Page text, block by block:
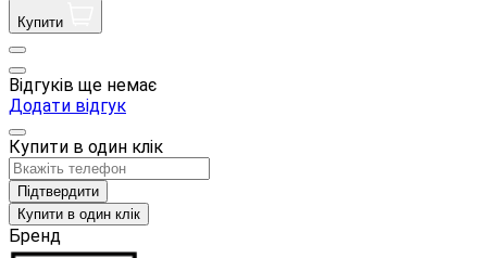
Купити
Відгуків ще немає
Додати відгук
Купити в один клік
Підтвердити
Купити в один клік
Бренд